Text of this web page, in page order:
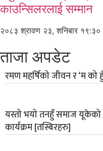
काउन्सिलरलाई सम्मान
२०८३ श्रावण २३, शनिबार १९:३०
ताजा अपडेट
रमण महर्षिको जीवन र ‘म को
यस्तो भयो तनहुँ समाज यूकेको
कार्यक्रम [तस्बिरहरु]